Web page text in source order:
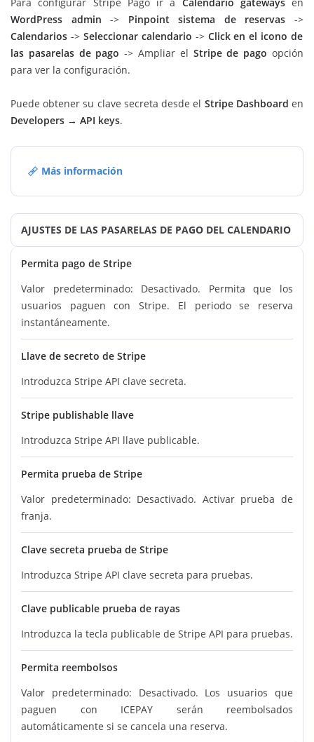
WordPress admin-> Pinpoint sistema de reservas->
Calendarios ->Seleccionar calendario ->Click en el icono de
las pasarelas de pago -> Ampliar el Stripe de pago opción
para ver la configuración.
Puede obtener su clave secreta desde el Stripe Dashboard en
Developers → API keys.
Más información
AJUSTES DE LAS PASARELAS DE PAGO DEL CALENDARIO
Permita pago de Stripe
Valor predeterminado: Desactivado. Permita que los
usuarios paguen con Stripe. El periodo se reserva
instantáneamente.
Llave de secreto de Stripe
Introduzca Stripe API clave secreta.
Stripe publishable llave
Introduzca Stripe API llave publicable.
Permita prueba de Stripe
Valor predeterminado: Desactivado. Activar prueba de
franja.
Clave secreta prueba de Stripe
Introduzca Stripe API clave secreta para pruebas.
Clave publicable prueba de rayas
Introduzca la tecla publicable de Stripe API para pruebas.
Permita reembolsos
Valor predeterminado: Desactivado. Los usuarios que
paguen con ICEPAY serán reembolsados
automáticamente si se cancela una reserva.